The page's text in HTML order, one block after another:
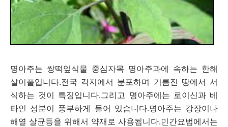
명아주는 쌍떡잎식물 중심자목 명아주과에 속하는 한해
살이풀입니다.전국 각지에서 분포하며 기름진 땅에서 서
식하는 것이 특징입니다.그리고 명아주에는 로이신과 베
타인 성분이 풍부하게 들어 있습니다.명아주는 강장이나
해열 살균등을 위해서 약재로 사용됩니다.민간요법에서는